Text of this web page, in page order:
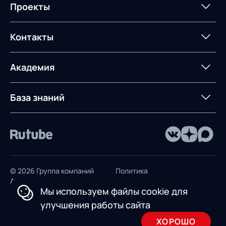
Интегрированное
планирование
Управление
контейнерным
терминалом
Оборудование для склада
Техническое оснащение
Постпроектное
Портал техподдержки
Проекты
Проекты
Контакты
Контакты
Академия
Предложение для
База знаний
© 2026 Группа компаний
AXELOT
Политика
Пользовательское
соглашение
Мы используем файлы cookie для
улучшения работы сайта
ХОРОШО